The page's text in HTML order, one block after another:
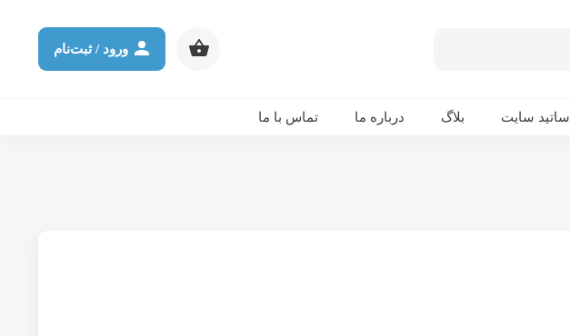
ورود / ثبت‌نام
اساتید سایت بلاگ درباره ما تماس با ما